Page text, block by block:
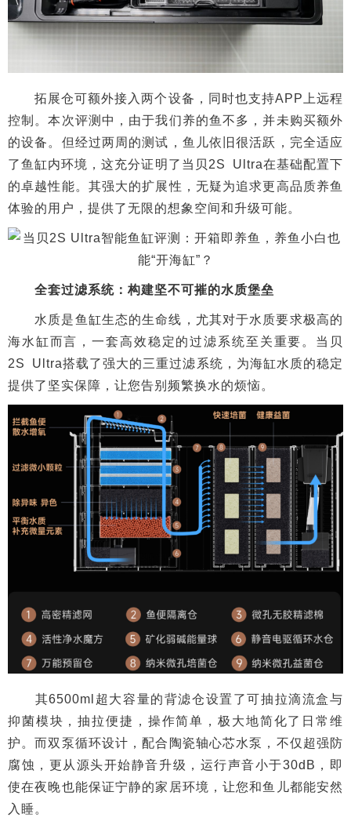
拓展仓可额外接入两个设备，同时也支持APP上远程
控制。本次评测中，由于我们养的鱼不多，并未购买额外
的设备。但经过两周的测试，鱼儿依旧很活跃，完全适应
了鱼缸内环境，这充分证明了当贝2S Ultra在基础配置下
的卓越性能。其强大的扩展性，无疑为追求更高品质养鱼
体验的用户，提供了无限的想象空间和升级可能。
全套过滤系统：构建坚不可摧的水质堡垒
水质是鱼缸生态的生命线，尤其对于水质要求极高的
海水缸而言，一套高效稳定的过滤系统至关重要。当贝
2S Ultra搭载了强大的三重过滤系统，为海缸水质的稳定
提供了坚实保障，让您告别频繁换水的烦恼。
其6500ml超大容量的背滤仓设置了可抽拉滴流盒与
抑菌模块，抽拉便捷，操作简单，极大地简化了日常维
护。而双泵循环设计，配合陶瓷轴心芯水泵，不仅超强防
腐蚀，更从源头开始静音升级，运行声音小于30dB，即
使在夜晚也能保证宁静的家居环境，让您和鱼儿都能安然
入睡。